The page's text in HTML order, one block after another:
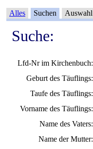
Alles Suchen Auswahl
Suche:
Lfd-Nr im Kirchenbuch:
Geburt des Täuflings:
Taufe des Täuflings:
Vorname des Täuflings:
Name des Vaters:
Name der Mutter: